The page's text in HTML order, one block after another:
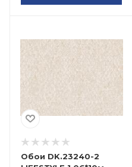
Обои DK.23240-2